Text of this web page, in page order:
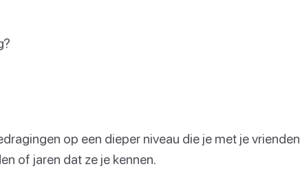
op een dieper niveau die je met je vrienden
of jaren dat ze je kennen.